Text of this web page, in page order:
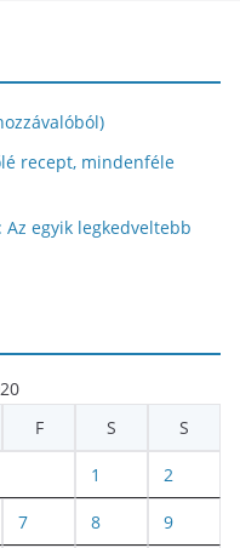
recept, mindenféle
egyik legkedveltebb
F S S
1 2
7 8 9